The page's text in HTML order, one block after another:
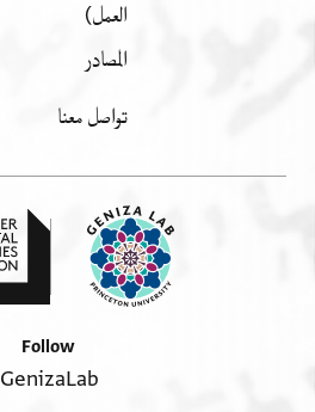
العمل)
المصادر
تواصل معنا
Follow
GenizaLab